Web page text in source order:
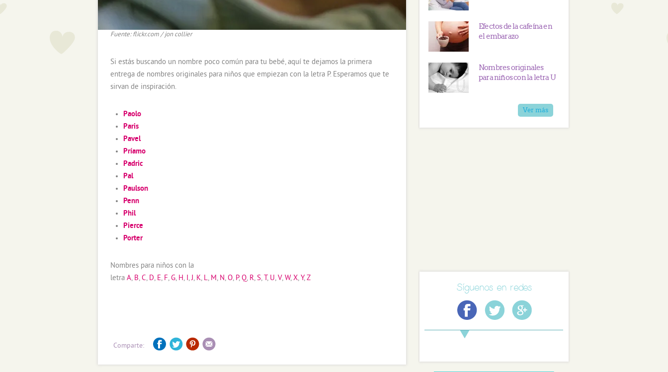
Fuente: flickr.com / jon collier
Si estás buscando un nombre poco común para tu bebé, aquí te dejamos la primera
entrega de nombres originales para niños que empiezan con la letra P. Esperamos que te
sirvan de inspiración.
Paolo
Paris
Pavel
Príamo
Padric
Pal
Paulson
Penn
Phil
Pierce
Porter
Nombres para niños con la
letra A, B,C, D, E, F,G, H, I,J, K, L, M, N,O, P,Q, R,S,T, U,V,W,X,Y,Z
Comparte:
Efectos de la cafeína en
el embarazo
Nombres originales
para niños con la letra U
Ver más
Síguenos en redes